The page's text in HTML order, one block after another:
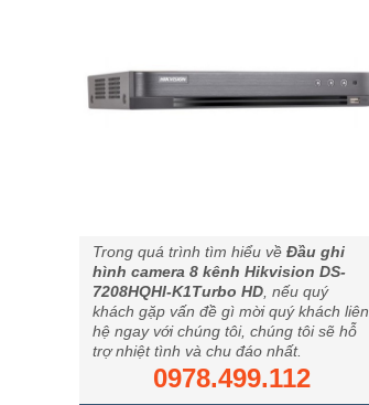
Trong quá trình tìm hiểu về Đầu ghi
hình camera 8 kênh Hikvision DS-
7208HQHI-K1Turbo HD , nếu quý
khách gặp vấn đề gì mời quý khách liên
hệ ngay với chúng tôi, chúng tôi sẽ hỗ
trợ nhiệt tình và chu đáo nhất.
0978.499.112